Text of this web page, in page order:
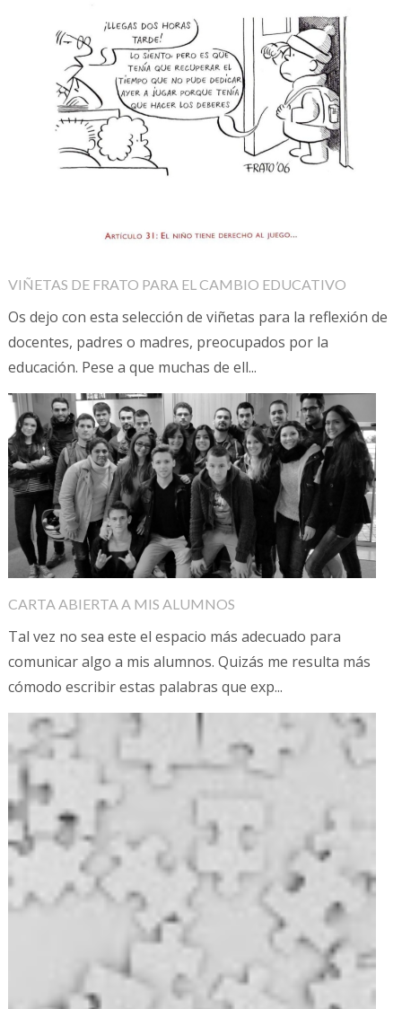
VIÑETAS DE FRATO PARA EL CAMBIO EDUCATIVO
Os dejo con esta selección de viñetas para la reflexión de
docentes, padres o madres, preocupados por la
educación. Pese a que muchas de ell...
CARTA ABIERTA A MIS ALUMNOS
Tal vez no sea este el espacio más adecuado para
comunicar algo a mis alumnos. Quizás me resulta más
cómodo escribir estas palabras que exp...